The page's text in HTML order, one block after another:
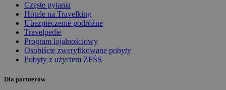
Częste pytania
Hotele na Travelking
Ubezpieczenie podróżne
Travelpedie
Program lojalnościowy
Osobiście zweryfikowane pobyty
Pobyty z użyciem ZFŚS
Dla partnerów